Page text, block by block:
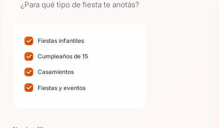
¿Para qué tipo de fiesta te anotás?
Fiestas infantiles
Cumpleaños de 15
Casamientos
Fiestas y eventos